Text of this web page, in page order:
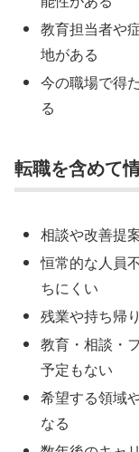
教育担当者や
地がある
今の職場で得
る
転職を含めて
相談や改善提
恒常的な人員
ちにくい
残業や持ち帰
教育・相談・
予定もない
希望する領域
なる